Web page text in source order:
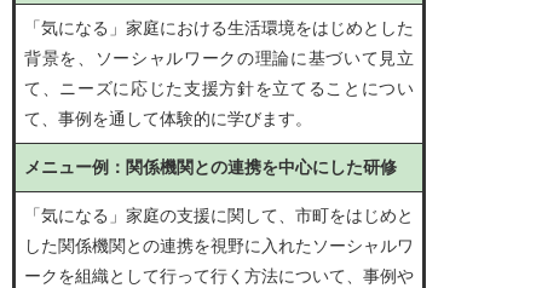
「気になる」家庭における生活環境をはじめとした
背景を、ソーシャルワークの理論に基づいて見立
て、ニーズに応じた支援方針を立てることについ
て、事例を通して体験的に学びます。
メニュー例：関係機関との連携を中心にした研修
「気になる」家庭の支援に関して、市町をはじめと
した関係機関との連携を視野に入れたソーシャルワ
ークを組織として行って行く方法について、事例や